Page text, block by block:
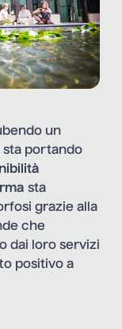
un
sta portando
sta
grazie alla
che
dai loro servizi
positivo a